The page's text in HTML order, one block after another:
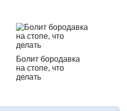
Болит бородавка
на стопе, что
делать